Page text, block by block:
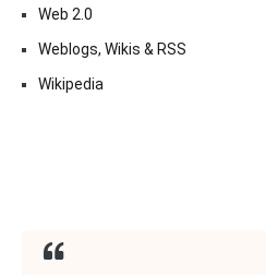
Web 2.0
Weblogs, Wikis & RSS
Wikipedia